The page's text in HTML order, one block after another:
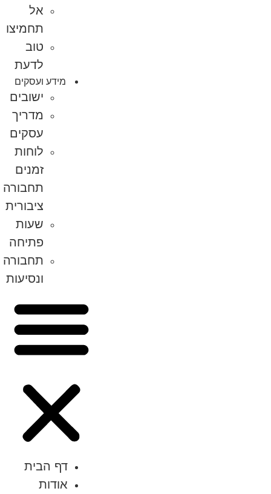
אל
תחמיצו
טוב
לדעת
מידע ועסקים
ישובים
מדריך
עסקים
לוחות
זמנים
תחבורה
ציבורית
שעות
פתיחה
תחבורה
ונסיעות
דף הבית
אודות